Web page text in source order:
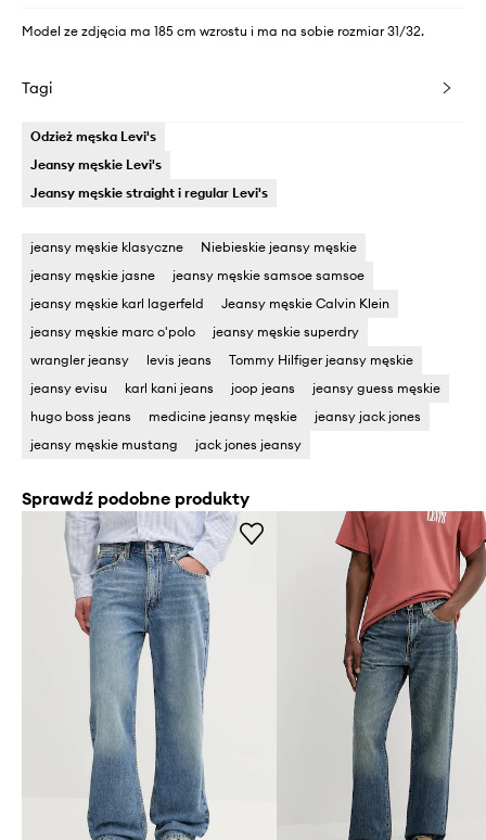
Model ze zdjęcia ma 185 cm wzrostu i ma na sobie rozmiar 31/32.
Tagi
Odzież męska Levi's
Jeansy męskie Levi's
Jeansy męskie straight i regular Levi's
jeansy męskie klasyczne
Niebieskie jeansy męskie
jeansy męskie jasne
jeansy męskie samsoe samsoe
jeansy męskie karl lagerfeld
Jeansy męskie Calvin Klein
jeansy męskie marc o'polo
jeansy męskie superdry
wrangler jeansy
levis jeans
Tommy Hilfiger jeansy męskie
jeansy evisu
karl kani jeans joop jeans
jeansy guess męskie
hugo boss jeans
medicine jeansy męskie
jeansy jack jones
jeansy męskie mustang
jack jones jeansy
Sprawdź podobne produkty